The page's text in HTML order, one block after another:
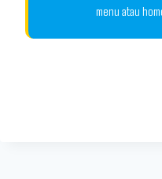
menu atau